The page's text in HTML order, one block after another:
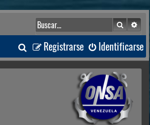
Buscar
Identificarse
Registrarse
B
u